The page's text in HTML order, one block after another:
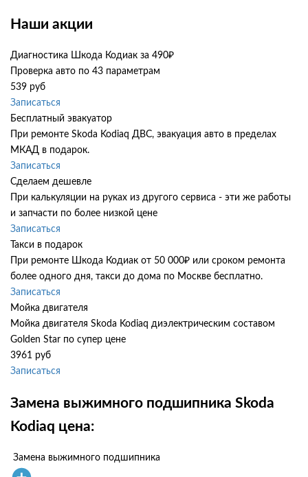
Наши акции
Диагностика Шкода Кодиак за 490₽
Проверка авто по 43 параметрам
539 руб
Записаться
Бесплатный эвакуатор
При ремонте Skoda Kodiaq ДВС, эвакуация авто в пределах
МКАД в подарок.
Записаться
Сделаем дешевле
При калькуляции на руках из другого сервиса - эти же работы
и запчасти по более низкой цене
Записаться
Такси в подарок
При ремонте Шкода Кодиак от 50 000₽ или сроком ремонта
более одного дня, такси до дома по Москве бесплатно.
Записаться
Мойка двигателя
Мойка двигателя Skoda Kodiaq диэлектрическим составом
Golden Star по супер цене
3961 руб
Записаться
Замена выжимного подшипника Skoda
Kodiaq цена:
Замена выжимного подшипника